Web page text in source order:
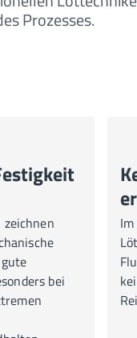
Prozesses.
bei